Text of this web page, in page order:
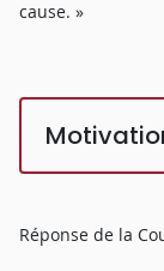
cause. »
Réponse de la